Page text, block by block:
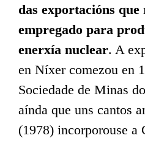
das exportacións
empregado para
enerxía nuclear. A
en Níxer comezou en
Sociedade de Minas
aínda que uns cantos
(1978) incorporouse a